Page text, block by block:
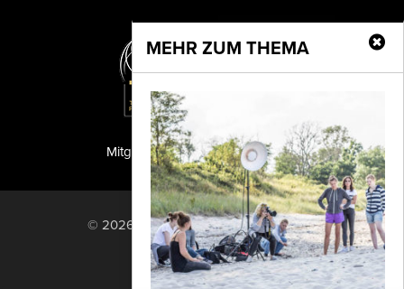
MEHR ZUM THEMA
PF Publishing GmbH
Mitglied der TIPA
© 2026 PF Publishing GmbH. All rights
reserved.
Nach oben